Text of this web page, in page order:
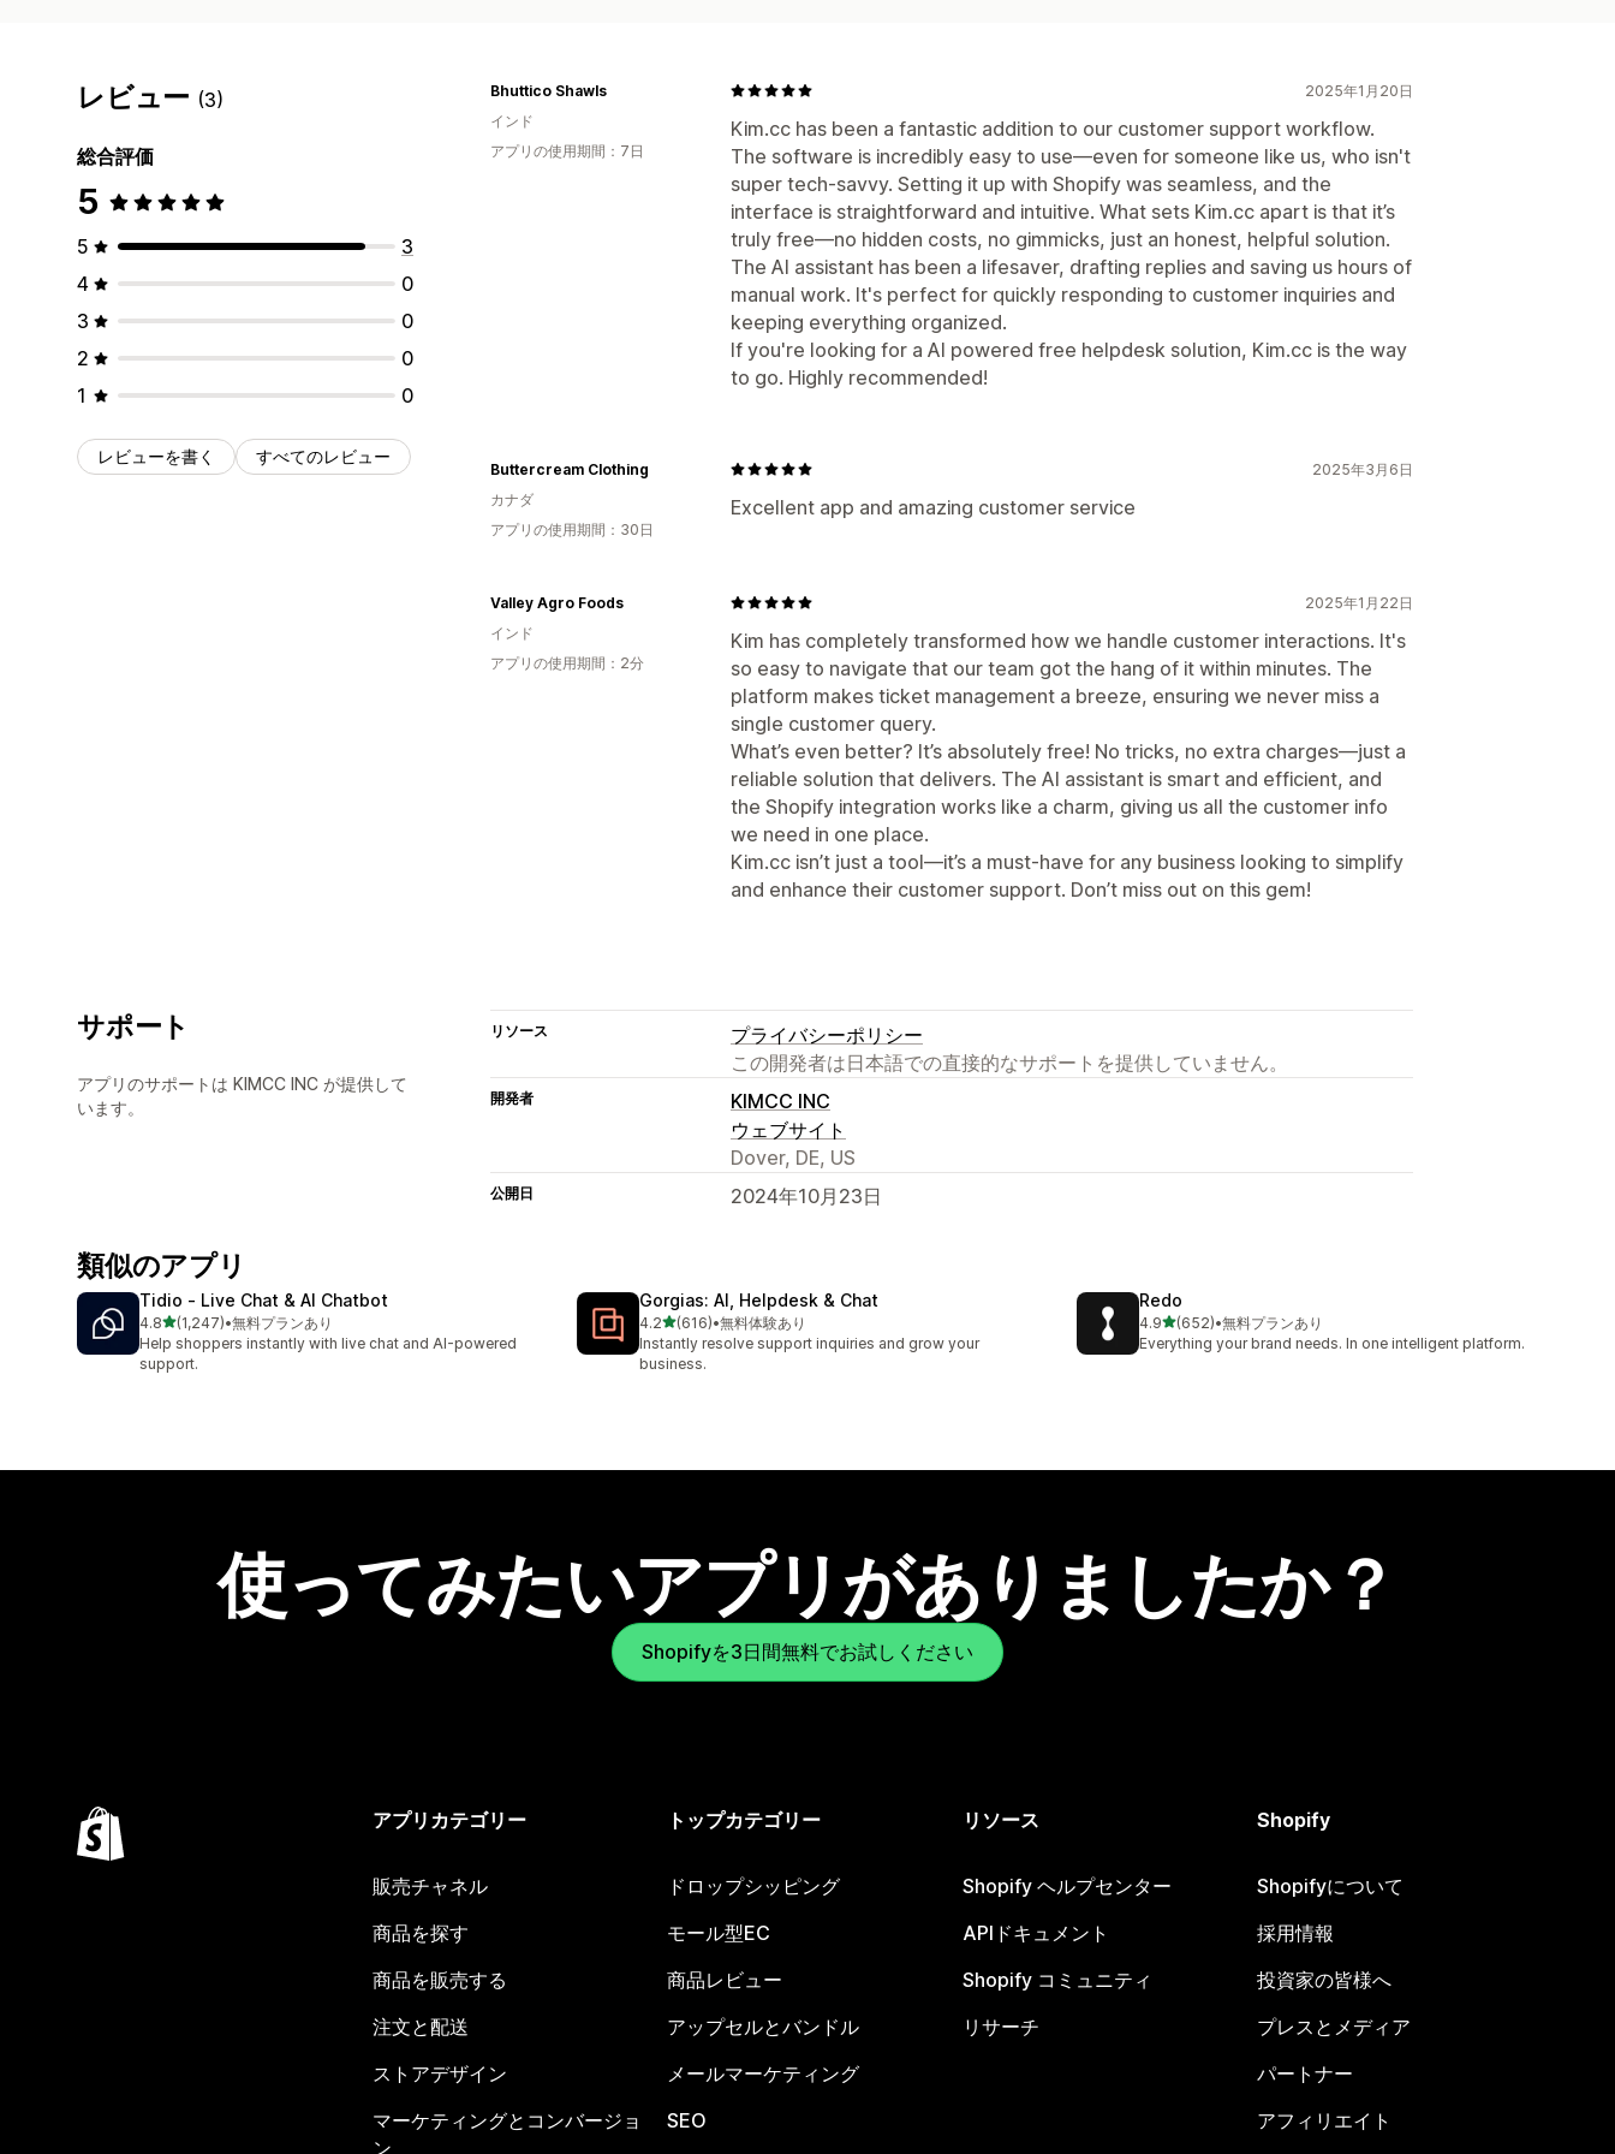
レビュー (3)
総合評価
5
5
3
4
0
3
0
2
0
1
0
レビューを書く すべてのレビュー
2025年1月20日
Kim.cc has been a fantastic addition to our customer support workflow.
The software is incredibly easy to use—even for someone like us, who isn't
super tech-savvy. Setting it up with Shopify was seamless, and the
interface is straightforward and intuitive. What sets Kim.cc apart is that it’s
truly free—no hidden costs, no gimmicks, just an honest, helpful solution.
The AI assistant has been a lifesaver, drafting replies and saving us hours of
manual work. It's perfect for quickly responding to customer inquiries and
keeping everything organized.
If you're looking for a AI powered free helpdesk solution, Kim.cc is the way
to go. Highly recommended!
Bhuttico Shawls
インド
アプリの使用期間：7日
2025年3月6日
Excellent app and amazing customer service
Buttercream Clothing
カナダ
アプリの使用期間：30日
2025年1月22日
Kim has completely transformed how we handle customer interactions. It's
so easy to navigate that our team got the hang of it within minutes. The
platform makes ticket management a breeze, ensuring we never miss a
single customer query.
What’s even better? It’s absolutely free! No tricks, no extra charges—just a
reliable solution that delivers. The AI assistant is smart and efficient, and
the Shopify integration works like a charm, giving us all the customer info
we need in one place.
Kim.cc isn’t just a tool—it’s a must-have for any business looking to simplify
and enhance their customer support. Don’t miss out on this gem!
Valley Agro Foods
インド
アプリの使用期間：2分
サポート
アプリのサポートは KIMCC INC が提供して
います。
リソース
プライバシーポリシー
この開発者は日本語での直接的なサポートを提供していません。
開発者
KIMCC INC
ウェブサイト
Dover, DE, US
公開日 2024年10月23日
類似のアプリ
Tidio ‑ Live Chat & AI Chatbot
4.85つ星中
(1,247)
合計レビュー数：1247件
•無料プランあり
Help shoppers instantly with live chat and AI-powered
support.
Gorgias: AI, Helpdesk & Chat
4.25つ星中
(616)
合計レビュー数：616件
•無料体験あり
Instantly resolve support inquiries and grow your
business.
Redo
4.95つ星中
(652)
合計レビュー数：652件
•無料プランあり
Everything your brand needs. In one intelligent platform.
使ってみたいアプリがありましたか？
Shopifyを3日間無料でお試しください
アプリカテゴリー
販売チャネル
商品を探す
商品を販売する
注文と配送
ストアデザイン
マーケティングとコンバージョ
ン
トップカテゴリー
ドロップシッピング
モール型EC
商品レビュー
アップセルとバンドル
メールマーケティング
SEO
リソース
Shopify ヘルプセンター
APIドキュメント
Shopify コミュニティ
リサーチ
Shopify
Shopifyについて
採用情報
投資家の皆様へ
プレスとメディア
パートナー
アフィリエイト